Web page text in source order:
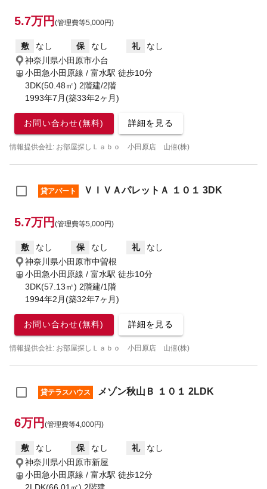
5.7万円 (管理費等5,000円)
敷 なし 保 なし 礼
なし
神奈川県小田原市小台
小田急小田原線 / 富水駅 徒歩10分
3DK(50.48㎡) 2階建/2階
1993年7月(築33年2ヶ月)
お問い合わせ(無料) 詳細を見る
情報提供会社: お部屋探しＬａｂｏ 小田原店 山僖(株)
貸アパート ＶＩＶＡパレットＡ １０１ 3DK
5.7万円 (管理費等5,000円)
敷 なし 保 なし 礼
なし
神奈川県小田原市中曽根
小田急小田原線 / 富水駅 徒歩10分
3DK(57.13㎡) 2階建/1階
1994年2月(築32年7ヶ月)
お問い合わせ(無料) 詳細を見る
情報提供会社: お部屋探しＬａｂｏ 小田原店 山僖(株)
貸テラスハウス メゾン秋山Ｂ １０１ 2LDK
6万円 (管理費等4,000円)
敷 なし 保 なし 礼
なし
神奈川県小田原市新屋
小田急小田原線 / 富水駅 徒歩12分